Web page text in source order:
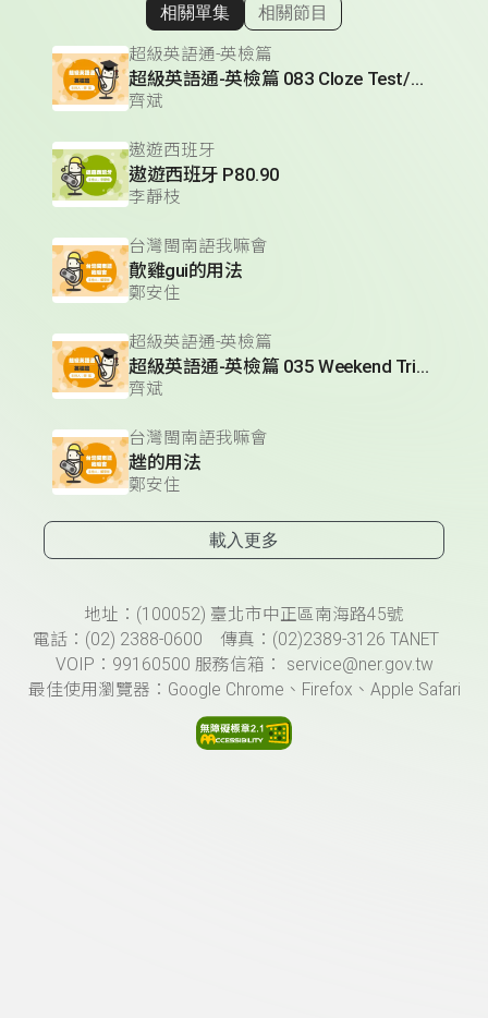
顯示相關單集
相關單集 相關節目
超級英語通-英檢篇
超級英語通-英檢篇 083 Cloze Test/段落填空-13
齊斌
遨遊西班牙
遨遊西班牙 P80.90
李靜枝
台灣閩南語我嘛會
歕雞gui的用法
鄭安住
超級英語通-英檢篇
超級英語通-英檢篇 035 Weekend Trip- 週末旅遊
齊斌
台灣閩南語我嘛會
趖的用法
鄭安住
載入更多
頁尾資訊地址：(100052) 臺北市中正區南海路45號
電話：(02) 2388-0600 傳真：(02)2389-3126 TANET
VOIP：99160500 服務信箱： service@ner.gov.tw
最佳使用瀏覽器：Google Chrome、Firefox、Apple Safari